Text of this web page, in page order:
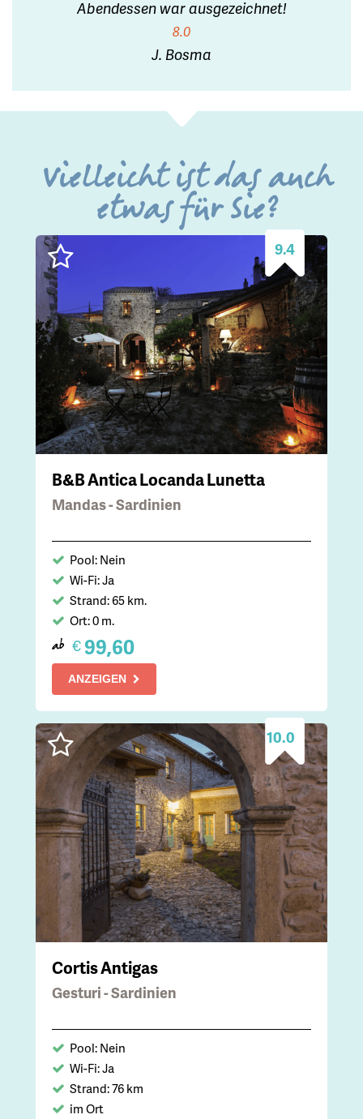
Abendessen war ausgezeichnet!
8.0
J. Bosma
Vielleicht ist das auch
etwas für Sie?
9.4
B&B Antica Locanda Lunetta
Mandas - Sardinien
Pool: Nein
Wi-Fi: Ja
Strand: 65 km.
Ort: 0 m.
ab € 99,60
ANZEIGEN
10.0
Cortis Antigas
Gesturi - Sardinien
Pool: Nein
Wi-Fi: Ja
Strand: 76 km
im Ort